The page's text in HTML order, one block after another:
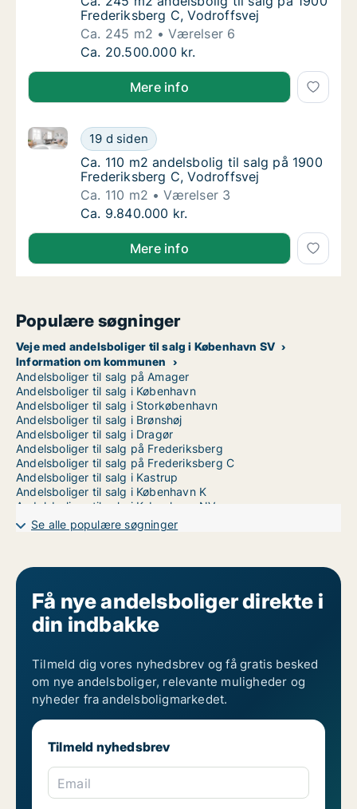
Frederiksberg C, Vodroffsvej
Ca. 245 m2
Værelser 6
Ca. 245 m2 andelsbolig til salg på 1900
Ca. 20.500.000 kr.
Mere info
Ca. 110 m2 andelsbolig til salg på 1900
19 d siden
Ca. 110 m2 andelsbolig til salg på 1900
Ca. 110 m2 andelsbolig til salg på 1900
Ca. 110 m2 andelsbolig til salg på 1900
Frederiksberg C, Vodroffsvej
Ca. 110 m2
Værelser 3
Ca. 110 m2 andelsbolig til salg på 1900
Ca. 9.840.000 kr.
Mere info
Populære søgninger
Veje med andelsboliger til salg i København SV
Information om kommunen
Andelsboliger til salg på Amager
Andelsboliger til salg i København
Andelsboliger til salg i Storkøbenhavn
Andelsboliger til salg i Brønshøj
Andelsboliger til salg i Dragør
Andelsboliger til salg på Frederiksberg
Andelsboliger til salg på Frederiksberg C
Andelsboliger til salg i Kastrup
Andelsboliger til salg i København K
Andelsboliger til salg i København NV
Andelsboliger til salg i København S
Andelsboliger til salg i Nordhavn
Andelsboliger til salg i Vanløse
Andelsboliger til salg på Vesterbro
Andelsboliger til salg i Ørestad
Andelsboliger til salg på Østerbro
Se alle populære søgninger
Få nye andelsboliger direkte i
din indbakke
Tilmeld dig vores nyhedsbrev og få gratis besked
om nye andelsboliger, relevante muligheder og
nyheder fra andelsboligmarkedet.
Tilmeld nyhedsbrev
Email